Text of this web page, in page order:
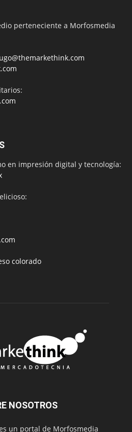
perteneciente a Morfosmedia
en impresión digital y tecnología:
colorado
NOSOTROS
un portal de Morfosmedia